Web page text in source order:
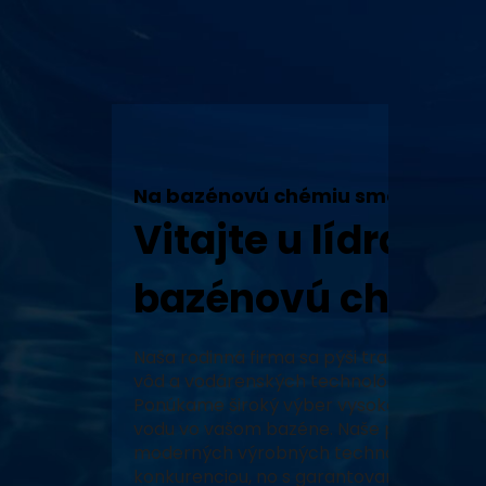
Na bazénovú chémiu sme tu my!
Vitajte u lídra v
bazénovú chémiu!
Naša rodinná firma sa pýši tradíciou,
vôd a vodárenských technológií a
Ponúkame široký výber vysoko
vodu vo vašom bazéne. Naše produkty,
moderných výrobných technológiách,
konkurenciou, no s garantovaným